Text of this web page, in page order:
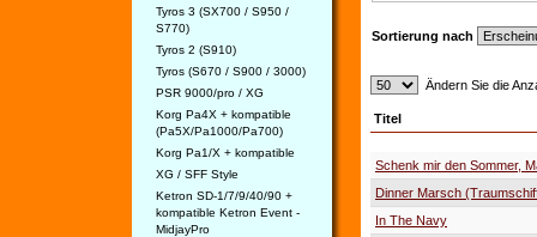
Tyros 3 (SX700 / S950 /
S770)
Tyros 2 (S910)
Tyros (S670 / S900 / 3000)
PSR 9000/pro / XG
Korg Pa4X + kompatible
(Pa5X/Pa1000/Pa700)
Korg Pa1/X + kompatible
XG / SFF Style
Ketron SD-1/7/9/40/90 +
kompatible Ketron Event -
MidjayPro
Sortierung nach
Ändern Sie die
Titel
Schenk mir den Sommer,
Dinner Marsch
In The Navy